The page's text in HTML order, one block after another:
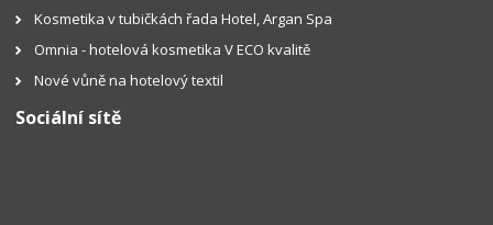
Kosmetika v tubičkách řada Hotel, Argan Spa
Omnia - hotelová kosmetika V ECO kvalitě
Nové vůně na hotelový textil
Sociální sítě